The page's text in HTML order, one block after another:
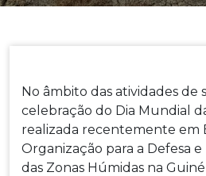
Migradoras
No âmbito das atividades de
celebração do Dia Mundial
realizada recentemente em
Organização para a Defesa
das Zonas Húmidas na